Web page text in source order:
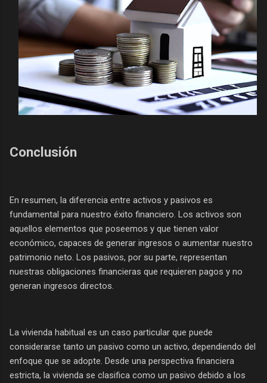
Conclusión
En resumen, la diferencia entre activos y pasivos es
fundamental para nuestro éxito financiero. Los activos son
aquellos elementos que poseemos y que tienen valor
económico, capaces de generar ingresos o aumentar nuestro
patrimonio neto. Los pasivos, por su parte, representan
nuestras obligaciones financieras que requieren pagos y no
generan ingresos directos.
La vivienda habitual es un caso particular que puede
considerarse tanto un pasivo como un activo, dependiendo del
enfoque que se adopte. Desde una perspectiva financiera
estricta, la vivienda se clasifica como un pasivo debido a los